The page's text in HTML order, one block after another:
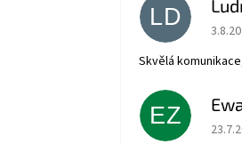
LD
Skvělá
EZ